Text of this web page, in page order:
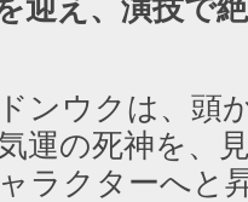
迎え、演技で
ンウクは、頭
運の死神を、
ラクターへと